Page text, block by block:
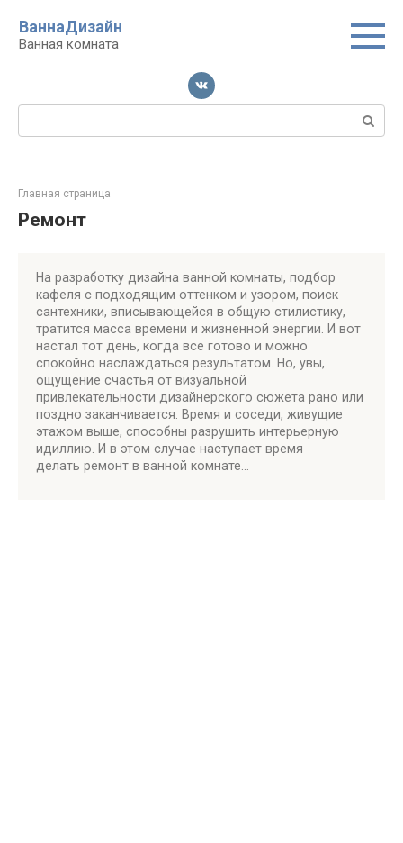
контенту
ВаннаДизайн
Ванная комната
Поиск:
Главная страница
Ремонт
На разработку дизайна ванной комнаты, подбор
кафеля с подходящим оттенком и узором, поиск
сантехники, вписывающейся в общую стилистику,
тратится масса времени и жизненной энергии. И вот
настал тот день, когда все готово и можно
спокойно наслаждаться результатом. Но, увы,
ощущение счастья от визуальной
привлекательности дизайнерского сюжета рано или
поздно заканчивается. Время и соседи, живущие
этажом выше, способны разрушить интерьерную
идиллию. И в этом случае наступает время
делать ремонт в ванной комнате…